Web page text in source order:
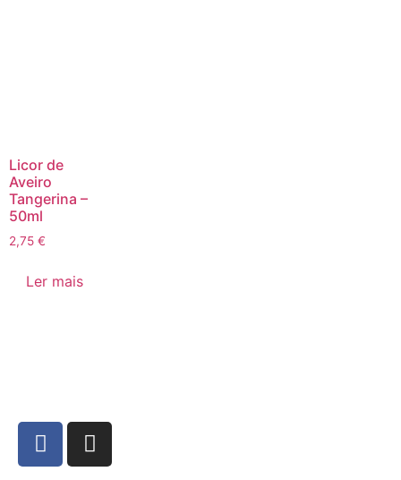
Licor de
Aveiro
Tangerina –
50ml
2,75 €
Ler mais